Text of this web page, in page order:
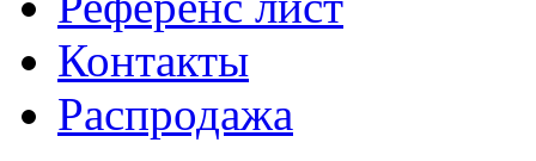
Контакты
Распродажа